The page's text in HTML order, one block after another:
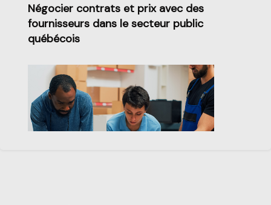
Négocier contrats et prix avec des
fournisseurs dans le secteur public
québécois